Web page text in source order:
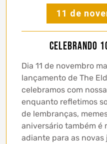
11 de
Celebrando
Dia 11 de novembro
lançamento de The
celebramos com
enquanto refletimos
de lembranças,
aniversário também é
adiante para as